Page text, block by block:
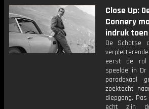
Close Up:
Connery
indruk
De Schotse
eerst de rol
speelde in
paradoxaal
zoektocht
diepgang.
echt zijn